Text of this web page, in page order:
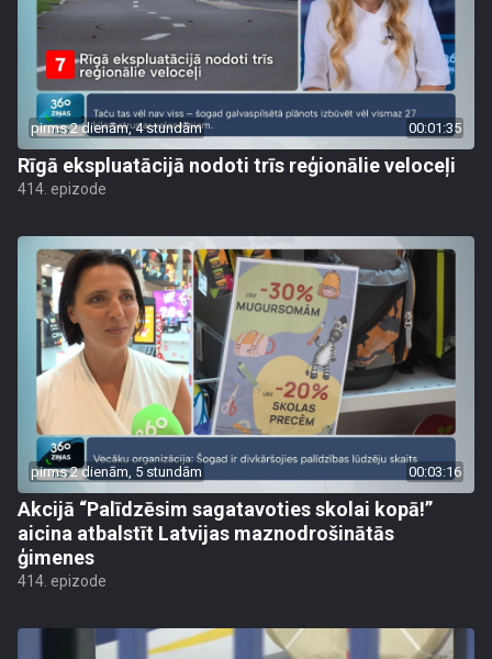
pirms 2 dienām, 4 stundām 00:01:35
Rīgā ekspluatācijā nodoti trīs reģionālie veloceļi
414. epizode
pirms 2 dienām, 5 stundām 00:03:16
Akcijā “Palīdzēsim sagatavoties skolai kopā!”
aicina atbalstīt Latvijas maznodrošinātās
ģimenes
414. epizode